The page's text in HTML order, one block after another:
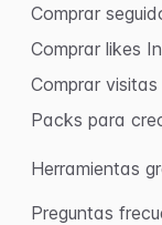
Comprar
Comprar likes
Comprar
Packs para
Herramientas
Preguntas